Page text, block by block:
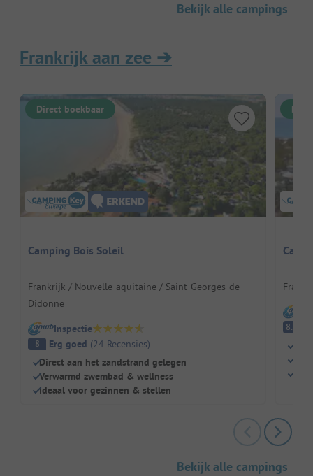
Bekijk alle campings
Frankrijk aan zee ➔
Direct boekbaar
Camping Bois Soleil
Frankrijk / Nouvelle-aquitaine / Saint-Georges-de-
Didonne
Inspectie
8 Erg goed (24 Recensies)
Direct aan het zandstrand gelegen
Verwarmd zwembad & wellness
Ideaal voor gezinnen & stellen
8.4
Bekijk alle campings